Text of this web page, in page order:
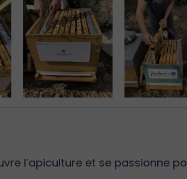
l’apiculture et se passionne